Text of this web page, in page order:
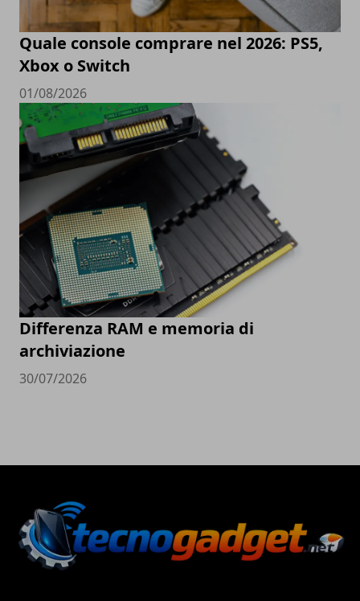
Quale console comprare nel 2026: PS5,
Xbox o Switch
01/08/2026
Differenza RAM e memoria di
archiviazione
30/07/2026